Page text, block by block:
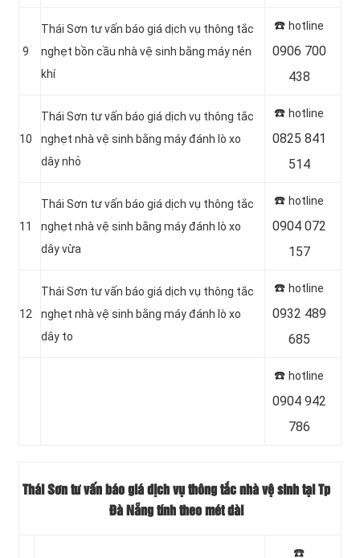
9
Thái Sơn tư vấn báo giá dịch vụ thông tắc
nghẹt bồn cầu nhà vệ sinh bằng máy nén
khí
☎️ hotline
0906 700
438
10
Thái Sơn tư vấn báo giá dịch vụ thông tắc
nghẹt nhà vệ sinh bằng máy đánh lò xo
dây nhỏ
☎️ hotline
0825 841
514
11
Thái Sơn tư vấn báo giá dịch vụ thông tắc
nghẹt nhà vệ sinh bằng máy đánh lò xo
dây vừa
☎️ hotline
0904 072
157
12
Thái Sơn tư vấn báo giá dịch vụ thông tắc
nghẹt nhà vệ sinh bằng máy đánh lò xo
dây to
☎️ hotline
0932 489
685
☎️ hotline
0904 942
786
Thái Sơn tư vấn báo giá dịch vụ thông tắc nhà vệ sinh tại Tp
Đà Nẵng tính theo mét dài
☎️